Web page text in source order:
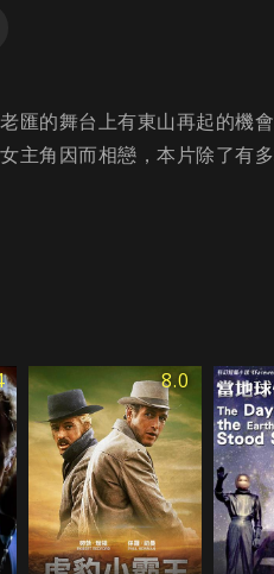
匯的舞台上有東山再起的機
主角因而相戀，本片除了有
8.0